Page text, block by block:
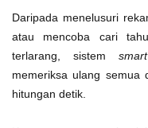
Daripada menelusuri
atau mencoba cari
terlarang, sistem
memeriksa ulang semua
hitungan detik.